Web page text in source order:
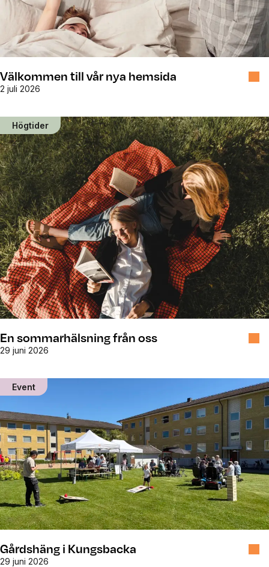
Välkommen till vår nya hemsida
2 juli 2026
Högtider
En sommarhälsning från oss
29 juni 2026
Event
Gårdshäng i Kungsbacka
29 juni 2026